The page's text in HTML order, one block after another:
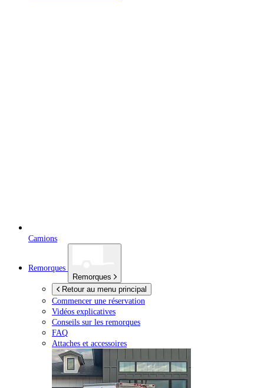
Camions
Remorques
Remorques
Retour au menu principal
Commencer une réservation
Vidéos explicatives
Conseils sur les remorques
FAQ
Attaches et accessoires